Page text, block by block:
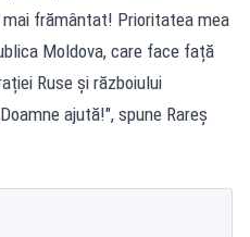
frământat! Prioritatea mea
Moldova, care face față
Ruse și războiului
ajută!", spune Rareș